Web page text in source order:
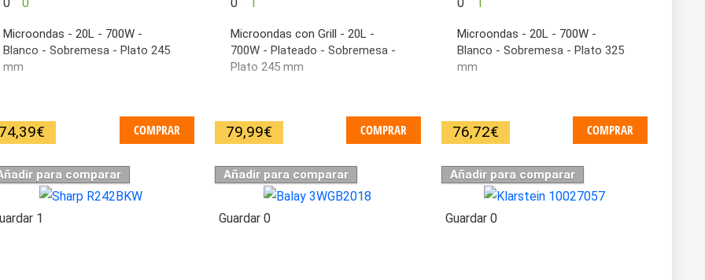
Microondas - 20L - 700W -
Blanco - Sobremesa - Plato 245
mm
€ COMPRAR
Microondas con Grill - 20L -
700W - Plateado - Sobremesa -
Plato 245 mm
79,99€ COMPRAR
Microondas - 20L - 700W -
Blanco - Sobremesa - Plato 325
mm
76,72€ COMPRAR
para comparar
1
Añadir para comparar
Guardar 0
Añadir para comparar
Guardar 0